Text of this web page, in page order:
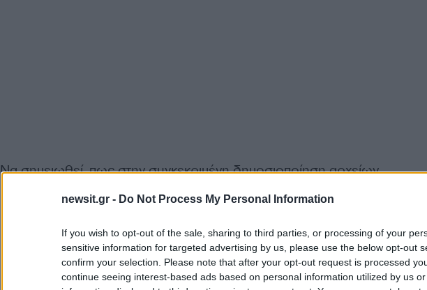
newsit.gr - Do Not Process My Personal Information
If you wish to opt-out of the sale, sharing to third parties, or processing of your
sensitive information for targeted advertising by us, please use the below opt-out
confirm your selection. Please note that after your opt-out request is processed
continue seeing interest-based ads based on personal information utilized by us
Να σημειωθεί, πως στην συγκεκριμένη δημοσιοποίηση αρχείων
μυστηριώδεις θεάσεις χωρίς όμως να δίνεται κάποιο βίντεο.